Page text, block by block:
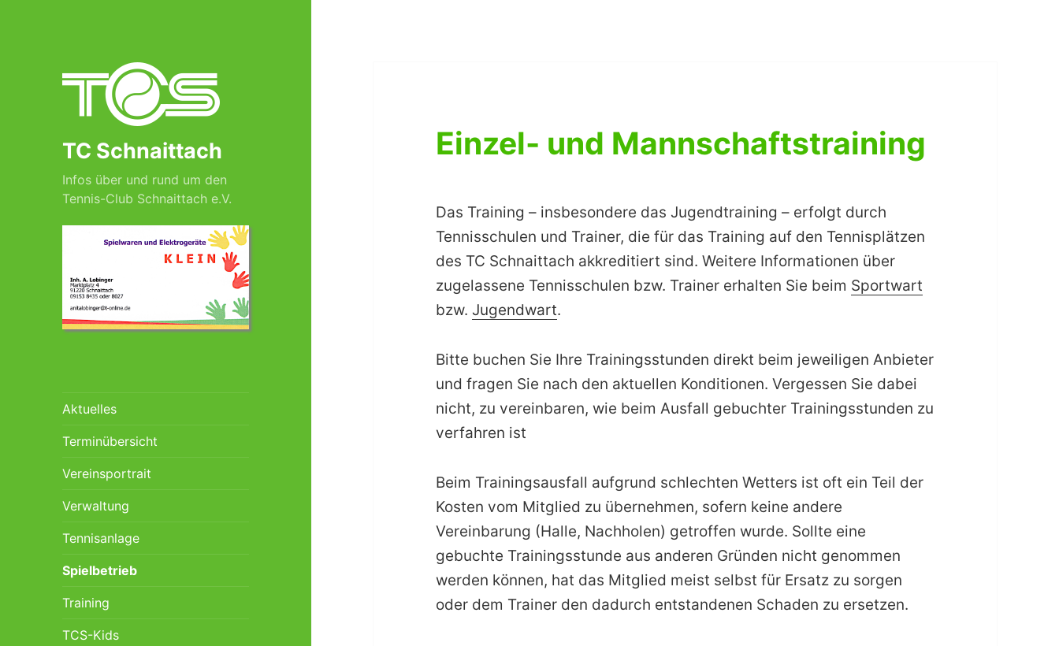
TC Schnaittach
Infos über und rund um den
Tennis-Club Schnaittach e.V.
Aktuelles
Terminübersicht
Vereinsportrait
Verwaltung
Tennisanlage
Spielbetrieb
Training
TCS-Kids
Einzel- und Mannschaftstraining
Das Training – insbesondere das Jugendtraining – erfolgt durch
Tennisschulen und Trainer, die für das Training auf den Tennisplätzen
des TC Schnaittach akkreditiert sind. Weitere Informationen über
zugelassene Tennisschulen bzw. Trainer erhalten Sie beim Sportwart
bzw. Jugendwart.
Bitte buchen Sie Ihre Trainingsstunden direkt beim jeweiligen Anbieter
und fragen Sie nach den aktuellen Konditionen. Vergessen Sie dabei
nicht, zu vereinbaren, wie beim Ausfall gebuchter Trainingsstunden zu
verfahren ist
Beim Trainingsausfall aufgrund schlechten Wetters ist oft ein Teil der
Kosten vom Mitglied zu übernehmen, sofern keine andere
Vereinbarung (Halle, Nachholen) getroffen wurde. Sollte eine
gebuchte Trainingsstunde aus anderen Gründen nicht genommen
werden können, hat das Mitglied meist selbst für Ersatz zu sorgen
oder dem Trainer den dadurch entstandenen Schaden zu ersetzen.